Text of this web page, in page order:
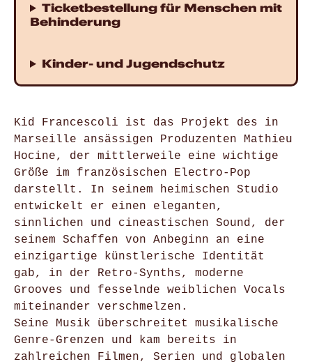
Ticketbestellung für Menschen mit
Behinderung
Kinder- und Jugendschutz
Kid Francescoli ist das Projekt des in
Marseille ansässigen Produzenten Mathieu
Hocine, der mittlerweile eine wichtige
Größe im französischen Electro-Pop
darstellt. In seinem heimischen Studio
entwickelt er einen eleganten,
sinnlichen und cineastischen Sound, der
seinem Schaffen von Anbeginn an eine
einzigartige künstlerische Identität
gab, in der Retro-Synths, moderne
Grooves und fesselnde weiblichen Vocals
miteinander verschmelzen.
Seine Musik überschreitet musikalische
Genre-Grenzen und kam bereits in
zahlreichen Filmen, Serien und globalen